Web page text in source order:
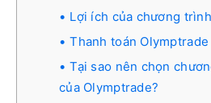
Lợi ích của chương
Thanh toán Olymptrade
Tại sao nên chọn
của Olymptrade?